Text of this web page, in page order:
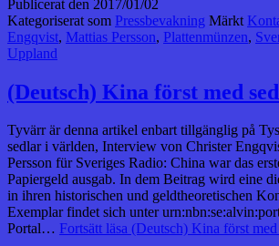
Publicerat den 2017/01/02
Kategoriserat som Pressbevakning Märkt
Engqvist, Mattias Persson, Plattenmünzen,
Uppland
(Deutsch) Kina först med
Tyvärr är denna artikel enbart tillgänglig på
sedlar i världen, Interview von Christer
Persson für Sveriges Radio: China war das
Papiergeld ausgab. In dem Beitrag wird eine
in ihren historischen und geldtheoretischen
Exemplar findet sich unter
Portal… Fortsätt läsa (Deutsch) Kina först